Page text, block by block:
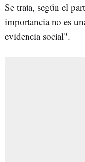
Se trata, según el
importancia no es
evidencia social".